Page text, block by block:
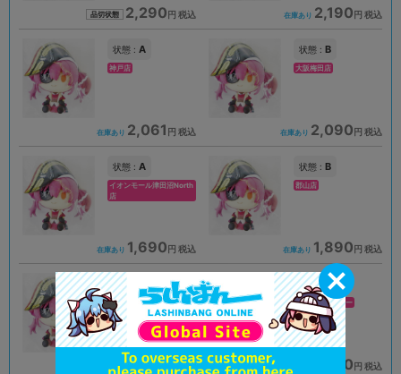
品切状態 2,290円 税込 在庫あり 2,190円 税込
状態 : A
神戸店
在庫あり 2,061 円 税込
状態 : B
大阪梅田店
在庫あり 2,090円 税込
状態 : A
イオンモール津田沼North
店
在庫あり 1,690円 税込
状態 : B
郡山店
在庫あり 1,890円 税込
状態 :
京都店２号館
在庫あり 1,990円 税込
状態 : A
新座流通センター
1,890円 税込